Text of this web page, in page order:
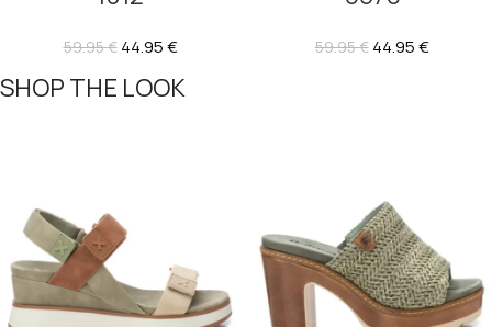
59.95€ 44.95€ 59.95€ 44.95€
SHOP THE LOOK